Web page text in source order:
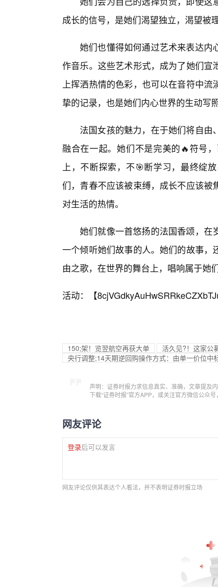
成长的信号，是她们渴望独立，渴望被
她们也懂得如何通过艺术来表达内
作音乐。这些艺术形式，成为了她们
上挥洒热情的色彩，也可以在音符中
挚的记录，也是她们内心世界的生动写
法国女孩的魅力，在于她们将自
融合在一起。她们不是完美的🔥符号
上，不断探索，不🎯断学习，最终绽
们，青春不应该被束缚，成长不应该
对生活的热情。
她们就像一首悠扬的法国香颂，在
一个倾听她们故事的人。她们的故事
由之歌，在世界的舞台上，唱响属于她
活动：【
150;架！览翌航空再获大单
活久见?！这家公
央行调整;14天期逆回购操作方式：由单一价位中
声明：证券时报力求信息真实、准确，文章提及
下载“证券时报”官方APP，或关注官方微信公众
网友评论
登录后可以发言
网友评论仅供其表达个人看法，并不表明证券时报立场